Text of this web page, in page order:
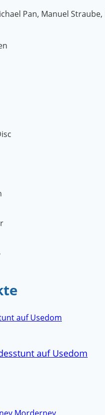
Pan, Manuel
auf Usedom